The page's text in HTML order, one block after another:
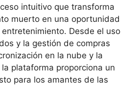
intuitivo que transforma
muerto en una oportunidad
Desde el uso
y la gestión de compras
en la nube y la
plataforma proporciona un
para los amantes de las